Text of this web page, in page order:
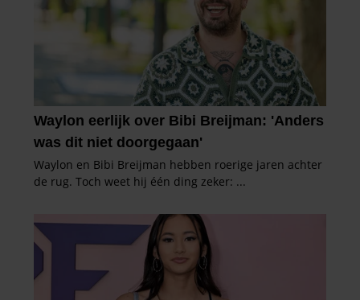
partners voor social media, adverteren en analyse. Deze
partners kunnen deze gegevens combineren met andere
informatie die u aan ze heeft verstrekt of die ze hebben
verzameld op basis van uw gebruik van hun services. U
gaat akkoord met onze cookies als u onze website blijft
gebruiken.